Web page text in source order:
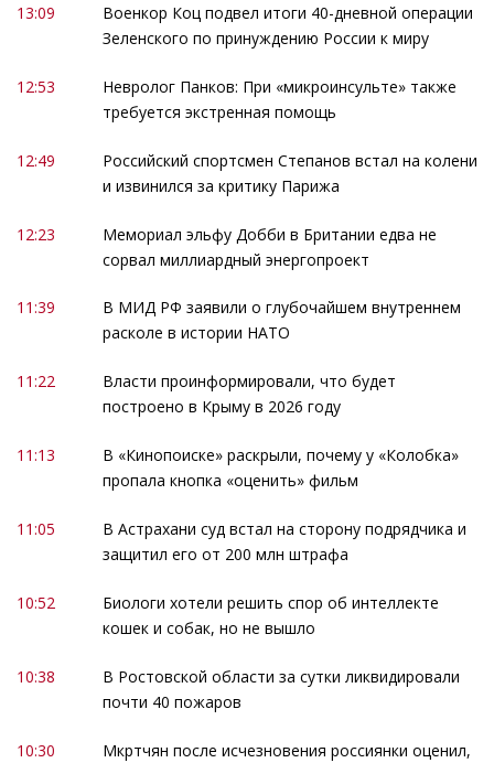
13:09
Военкор Коц подвел итоги 40-дневной операции
Зеленского по принуждению России к миру
12:53
Невролог Панков: При «микроинсульте» также
требуется экстренная помощь
12:49
Российский спортсмен Степанов встал на колени
и извинился за критику Парижа
12:23
Мемориал эльфу Добби в Британии едва не
сорвал миллиардный энергопроект
11:39
В МИД РФ заявили о глубочайшем внутреннем
расколе в истории НАТО
11:22
Власти проинформировали, что будет
построено в Крыму в 2026 году
11:13
В «Кинопоиске» раскрыли, почему у «Колобка»
пропала кнопка «оценить» фильм
11:05
В Астрахани суд встал на сторону подрядчика и
защитил его от 200 млн штрафа
10:52
Биологи хотели решить спор об интеллекте
кошек и собак, но не вышло
10:38
В Ростовской области за сутки ликвидировали
почти 40 пожаров
10:30
Мкртчян после исчезновения россиянки оценил,